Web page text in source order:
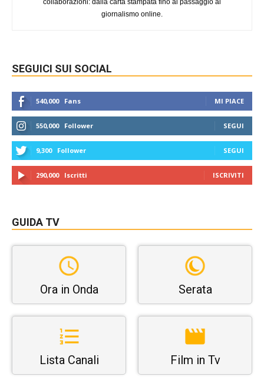
collaborazioni: dalla carta stampata fino al passaggio al
giornalismo online.
SEGUICI SUI SOCIAL
540,000 Fans MI PIACE
550,000 Follower SEGUI
9,300 Follower SEGUI
290,000 Iscritti ISCRIVITI
GUIDA TV
Ora in Onda Serata
Lista Canali Film in Tv